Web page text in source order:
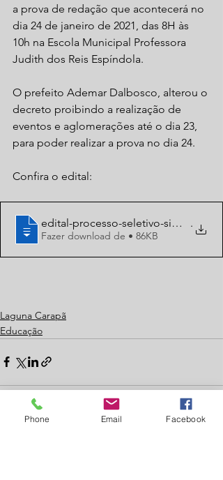
a prova de redação que acontecerá no
dia 24 de janeiro de 2021, das 8H às
10h na Escola Municipal Professora
Judith dos Reis Espíndola.
O prefeito Ademar Dalbosco, alterou o
decreto proibindo a realização de
eventos e aglomerações até o dia 23,
para poder realizar a prova no dia 24.
Confira o edital:
edital-processo-seletivo- .
Fazer download de • 86KB
Laguna Carapã
Educação
Phone Email Facebook